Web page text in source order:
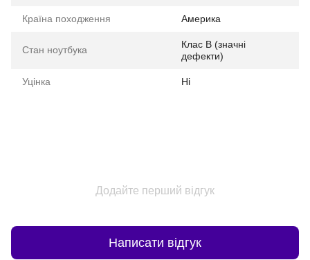
Країна походження Америка
Стан ноутбука
Клас B (значні
дефекти)
Уцінка Ні
Додайте перший відгук
Написати відгук